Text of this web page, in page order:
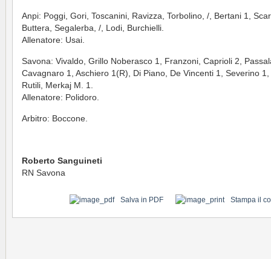
Anpi: Poggi, Gori, Toscanini, Ravizza, Torbolino, /, Bertani 1,
Buttera, Segalerba, /, Lodi, Burchielli.
Allenatore: Usai.
Savona: Vivaldo, Grillo Noberasco 1, Franzoni, Caprioli 2,
Cavagnaro 1, Aschiero 1(R), Di Piano, De Vincenti 1, Severino
Rutili, Merkaj M. 1.
Allenatore: Polidoro.
Arbitro: Boccone.
Roberto Sanguineti
RN Savona
Salva in PDF Stampa il